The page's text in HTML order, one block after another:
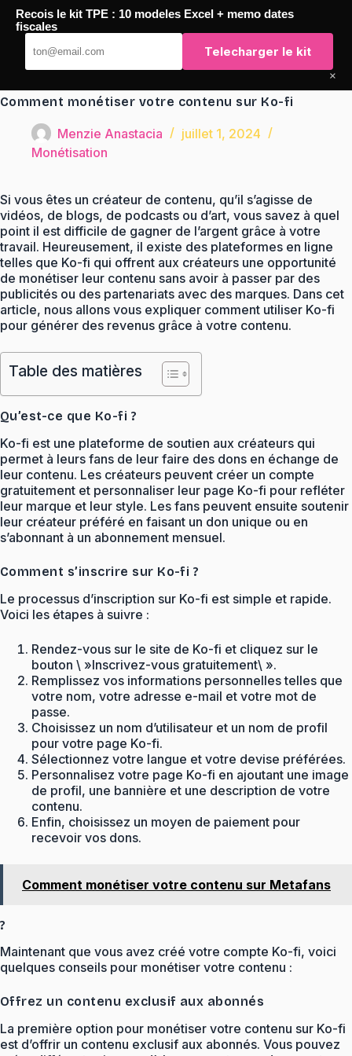
Passer
contenu
TaqTaq
Comment monétiser votre contenu sur Ko-fi
Menzie Anastacia
juillet 1, 2024
Monétisation
Si vous êtes un créateur de contenu, qu’il s’agisse de
vidéos, de blogs, de podcasts ou d’art, vous savez à quel
point il est difficile de gagner de l’argent grâce à votre
travail. Heureusement, il existe des plateformes en ligne
telles que Ko-fi qui offrent aux créateurs une opportunité
de monétiser leur contenu sans avoir à passer par des
publicités ou des partenariats avec des marques. Dans cet
article, nous allons vous expliquer comment utiliser Ko-fi
pour générer des revenus grâce à votre contenu.
Table des matières
Qu’est-ce que Ko-fi ?
Ko-fi est une plateforme de soutien aux créateurs qui
permet à leurs fans de leur faire des dons en échange de
leur contenu. Les créateurs peuvent créer un compte
gratuitement et personnaliser leur page Ko-fi pour refléter
leur marque et leur style. Les fans peuvent ensuite soutenir
leur créateur préféré en faisant un don unique ou en
s’abonnant à un abonnement mensuel.
Comment s’inscrire sur Ko-fi ?
Le processus d’inscription sur Ko-fi est simple et rapide.
Voici les étapes à suivre :
Rendez-vous sur le site de Ko-fi et cliquez sur le
bouton \ »Inscrivez-vous gratuitement\ ».
Remplissez vos informations personnelles telles que
votre nom, votre adresse e-mail et votre mot de
passe.
Choisissez un nom d’utilisateur et un nom de profil
pour votre page Ko-fi.
Sélectionnez votre langue et votre devise préférées.
Personnalisez votre page Ko-fi en ajoutant une image
de profil, une bannière et une description de votre
contenu.
Enfin, choisissez un moyen de paiement pour
recevoir vos dons.
Comment monétiser votre contenu sur Metafans
?
Maintenant que vous avez créé votre compte Ko-fi, voici
quelques conseils pour monétiser votre contenu :
Offrez un contenu exclusif aux abonnés
La première option pour monétiser votre contenu sur Ko-fi
est d’offrir un contenu exclusif aux abonnés. Vous pouvez
Recois le kit TPE : 10 modeles Excel + memo dates
fiscales
Telecharger le kit
×